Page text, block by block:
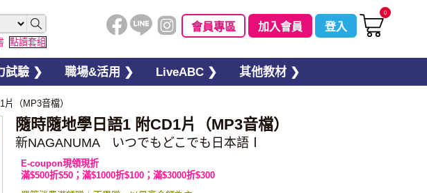
點讀套組
會員專區 加入會員 登入
0
試驗 ❯ 職場&活用 ❯ LiveABC ❯ 其他教材 ❯
（MP3音檔）
隨時隨地學日語1 附CD1片（MP3音檔）
新NAGANUMA いつでもどこでも日本語Ⅰ
E-coupon現領現折
滿$500折$50；滿$1000折$100；滿$3000折$300